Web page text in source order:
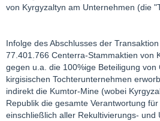
von Kyrgyzaltyn am Unternehmen (die
Infolge des Abschlusses der
77.401.766 Centerra-Stammaktien von
gegen u.a. die 100%ige Beteiligung
kirgisischen Tochterunternehmen
indirekt die Kumtor-Mine (wobei
Republik die gesamte Verantwortung
einschließlich aller Rekultivierungs- und